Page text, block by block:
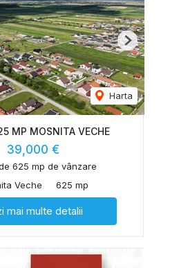
Harta
Next
MP MOSNITA VECHE
39,000 €
625 mp de vânzare
Veche
625 mp
mai multe detalii